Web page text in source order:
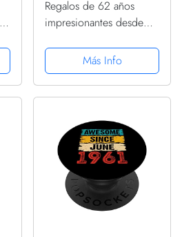
Regalos de 62 años
impresionantes desde
62 cumpleaños
PopSockets PopGrip
Intercambiable
Más Info